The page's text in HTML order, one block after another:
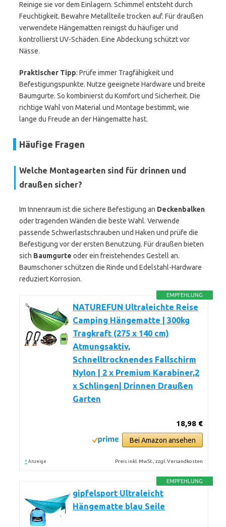
Reinige sie vor dem Einlagern. Schimmel entsteht durch
Feuchtigkeit. Bewahre Metallteile trocken auf. Für draußen
verwendete Hängematten reinigst du häufiger und
kontrollierst UV-Schäden. Eine Abdeckung schützt vor
Nässe.
Praktischer Tipp: Prüfe immer Tragfähigkeit und
Befestigungspunkte. Nutze geeignete Hardware und breite
Baumgurte. So kombinierst du Komfort und Sicherheit. Die
richtige Wahl von Material und Montage bestimmt, wie
lange du Freude an der Hängematte hast.
Häufige Fragen
Welche Montagearten sind für drinnen und
draußen sicher?
Im Innenraum ist die sichere Befestigung an Deckenbalken
oder tragenden Wänden die beste Wahl. Verwende
passende Schwerlastschrauben und Haken und prüfe die
Befestigung vor der ersten Benutzung. Für draußen bieten
sich Baumgurte oder ein freistehendes Gestell an.
Baumschoner schützen die Rinde und Edelstahl-Hardware
reduziert Korrosion.
EMPFEHLUNG
NATUREFUN Ultraleichte Reise
Camping Hängematte | 300kg
Tragkraft (275 x 140 cm)
Atmungsaktiv,
Schnelltrocknendes Fallschirm
Nylon | 2 x Premium Karabiner,2
x Schlingen| Drinnen Draußen
Garten
18,98 €
Bei Amazon ansehen
* Anzeige Preis inkl. MwSt., zzgl. Versandkosten
EMPFEHLUNG
gipfelsport Ultraleicht
Hängematte blau Seile